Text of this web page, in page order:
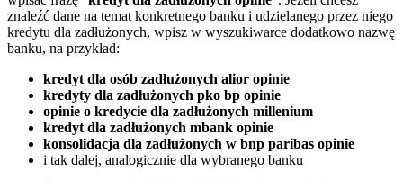
znaleźć dane na temat konkretnego banku i udzielanego przez niego
kredytu dla zadłużonych, wpisz w wyszukiwarce dodatkowo nazwę
banku, na przykład:
kredyt dla osób zadłużonych alior opinie
kredyty dla zadłużonych pko bp opinie
opinie o kredycie dla zadłużonych millenium
kredyt dla zadłużonych mbank opinie
konsolidacja dla zadłużonych w bnp paribas opinie
i tak dalej, analogicznie dla wybranego banku